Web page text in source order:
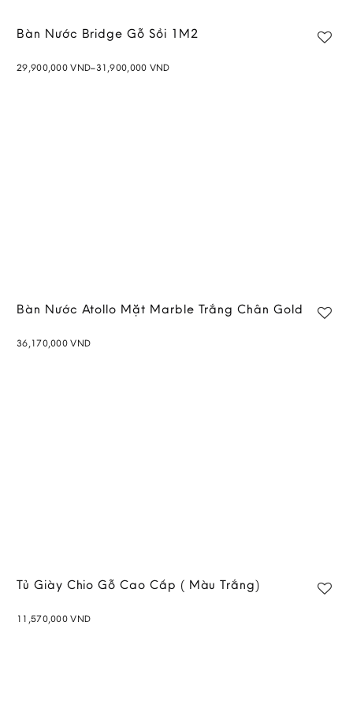
Bàn Nước Bridge Gỗ Sồi 1M2
29,900,000VND–31,900,000 VND
Price
Bàn Nước Atollo Mặt Marble Trắng Chân Gold
36,170,000VND
Tủ Giày Chio Gỗ Cao Cấp ( Màu Trắng)
11,570,000VND